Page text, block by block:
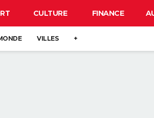
CULTURE FINANCE
VILLES +